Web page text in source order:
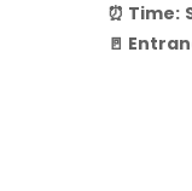
⏰ Time:
🚪